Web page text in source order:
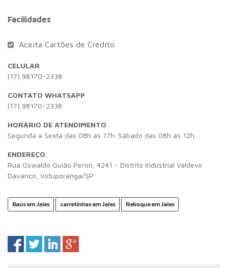
Facilidades
Aceita Cartões de Crédito
CELULAR
(17) 98170-2338
CONTATO WHATSAPP
(17) 98170-2338
HORÁRIO DE ATENDIMENTO
Segunda a Sexta das 08h às 17h. Sábado das 08h às 12h
ENDEREÇO
Rua Oswaldo Guião Peron, 4241 - Distrito Indústrial Valdevir
Davanço, Votuporanga/SP
Baús em Jales carretinhas em Jales Reboque em Jales